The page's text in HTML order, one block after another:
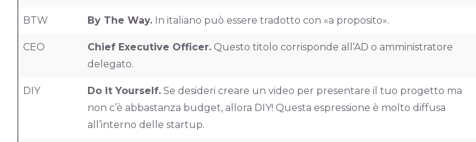
BTW By The Way.In italiano può essere tradotto con «a proposito».
CEO Chief Executive Officer.Questo titolo corrisponde all’AD o amministratore
delegato.
DIY Do It Yourself.Se desideri creare un video per presentare il tuo progetto ma
non c’è abbastanza budget, allora DIY! Questa espressione è molto diffusa
all’interno delle startup.